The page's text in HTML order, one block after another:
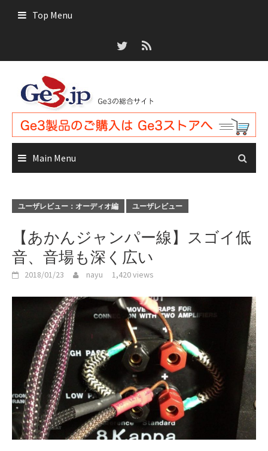
Top Menu
Main Menu
ユーザレビュー：オーディオ編 ユーザレビュー
【あかんジャンパー線】スゴイ低
音、音場も深く広い
2018/01/23 nayu 1,420 views